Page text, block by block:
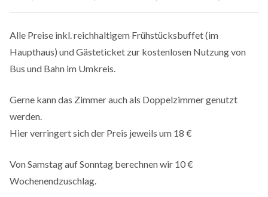
Alle Preise inkl. reichhaltigem Frühstücksbuffet (im
Haupthaus) und Gästeticket zur kostenlosen Nutzung von
Bus und Bahn im Umkreis.
Gerne kann das Zimmer auch als Doppelzimmer genutzt
werden.
Hier verringert sich der Preis jeweils um 18 €
Von Samstag auf Sonntag berechnen wir 10 €
Wochenendzuschlag.